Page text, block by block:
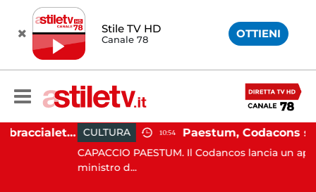
Stile TV HD
Canale 78 OTTIENI
Martina Carbonaro, braccialetto elettronico per i genitori della 14enne uccisa dall'ex CULTURA 10:54
CAPACCIO PAESTUM. Il Codancos lancia un appello al
ministro d...